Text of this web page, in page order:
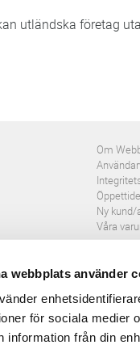
webbplats använder
för sociala medier
information från din
utländska företag
Om
Ny kund/
Våra